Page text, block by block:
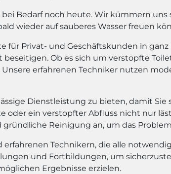
Bedarf noch heute. Wir kümmern
wieder auf sauberes Wasser freuen
für Privat- und Geschäftskunden in
Ob es sich um verstopfte
erfahrenen Techniker nutzen
Dienstleistung zu bieten, damit
oder ein verstopfter Abfluss nicht nur
Reinigung an, um das
Technikern, die alle
und Fortbildungen, um
Ergebnisse erzielen.